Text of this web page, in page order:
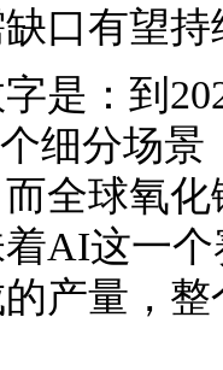
口有望
是：到
细分场景
全球氧
AI这一
产量，